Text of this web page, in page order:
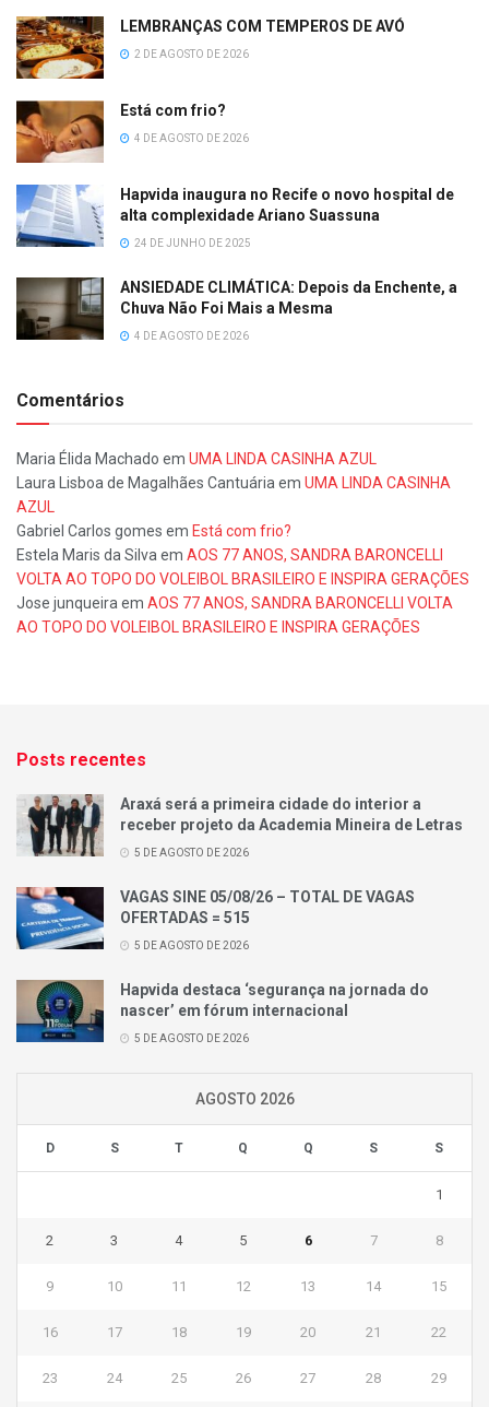
LEMBRANÇAS COM TEMPEROS DE AVÓ
2 DE AGOSTO DE 2026
Está com frio?
4 DE AGOSTO DE 2026
Hapvida inaugura no Recife o novo hospital de
alta complexidade Ariano Suassuna
24 DE JUNHO DE 2025
ANSIEDADE CLIMÁTICA: Depois da Enchente, a
Chuva Não Foi Mais a Mesma
4 DE AGOSTO DE 2026
Comentários
Maria Élida Machado em UMA LINDA CASINHA AZUL
Laura Lisboa de Magalhães Cantuária em UMA LINDA CASINHA
AZUL
Gabriel Carlos gomes em Está com frio?
Estela Maris da Silva em AOS 77 ANOS, SANDRA BARONCELLI
VOLTA AO TOPO DO VOLEIBOL BRASILEIRO E INSPIRA GERAÇÕES
Jose junqueira em AOS 77 ANOS, SANDRA BARONCELLI VOLTA
AO TOPO DO VOLEIBOL BRASILEIRO E INSPIRA GERAÇÕES
Posts recentes
Araxá será a primeira cidade do interior a
receber projeto da Academia Mineira de Letras
5 DE AGOSTO DE 2026
VAGAS SINE 05/08/26 – TOTAL DE VAGAS
OFERTADAS = 515
5 DE AGOSTO DE 2026
Hapvida destaca ‘segurança na jornada do
nascer’ em fórum internacional
5 DE AGOSTO DE 2026
AGOSTO 2026
D S T Q Q S S
1
2 3 4 5 6 7 8
9 10 11 12 13 14 15
16 17 18 19 20 21 22
23 24 25 26 27 28 29